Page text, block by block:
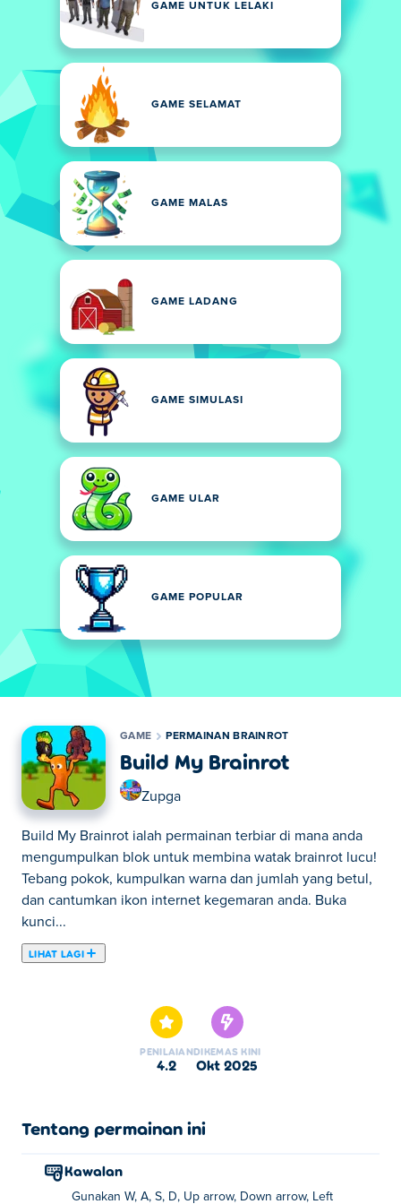
GAME UNTUK LELAKI
GAME SELAMAT
GAME MALAS
GAME LADANG
GAME SIMULASI
GAME ULAR
GAME POPULAR
GAME PERMAINAN BRAINROT
Build My Brainrot
Zupga
Build My Brainrot ialah permainan terbiar di mana anda
mengumpulkan blok untuk membina watak brainrot lucu!
Tebang pokok, kumpulkan warna dan jumlah yang betul,
dan cantumkan ikon internet kegemaran anda. Buka
kunci...
LIHAT LAGI
Tebang pokok, kumpulkan warna dan jumlah yang betul,
dan cantumkan ikon internet kegemaran anda. Buka
kunci watak baharu untuk memperoleh permata,
Bolehkah anda membina semuanya dan menguasai
Bagaimana untuk bermain Build My Brainrot?
PENILAIAN
4.2
DIKEMAS KINI
Okt 2025
Tentang permainan ini
Kawalan
Gunakan W, A, S, D, Up arrow, Down arrow, Left